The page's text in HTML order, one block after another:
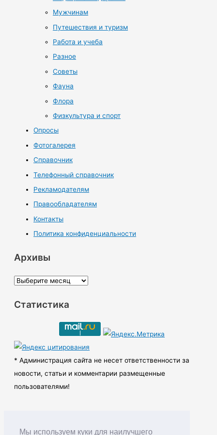
Мы используем куки для наилучшего
Мужчинам
Путешествия и туризм
Работа и учеба
Разное
Советы
Фауна
Флора
Физкультура и спорт
Опросы
Фотогалерея
Справочник
Телефонный справочник
Рекламодателям
Правообладателям
Контакты
Политика конфиденциальности
Архивы
А
х
ы
Статистика
* Администрация сайта не несет ответственности за
новости, статьи и комментарии размещенные
пользователями!